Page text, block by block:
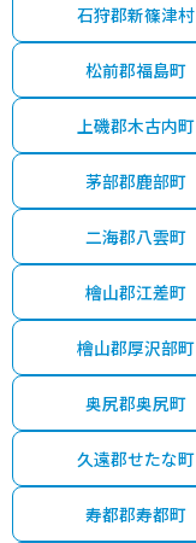
石狩郡新篠津村
松前郡福島町
上磯郡木古内町
茅部郡鹿部町
二海郡八雲町
檜山郡江差町
檜山郡厚沢部町
奥尻郡奥尻町
久遠郡せたな町
寿都郡寿都町